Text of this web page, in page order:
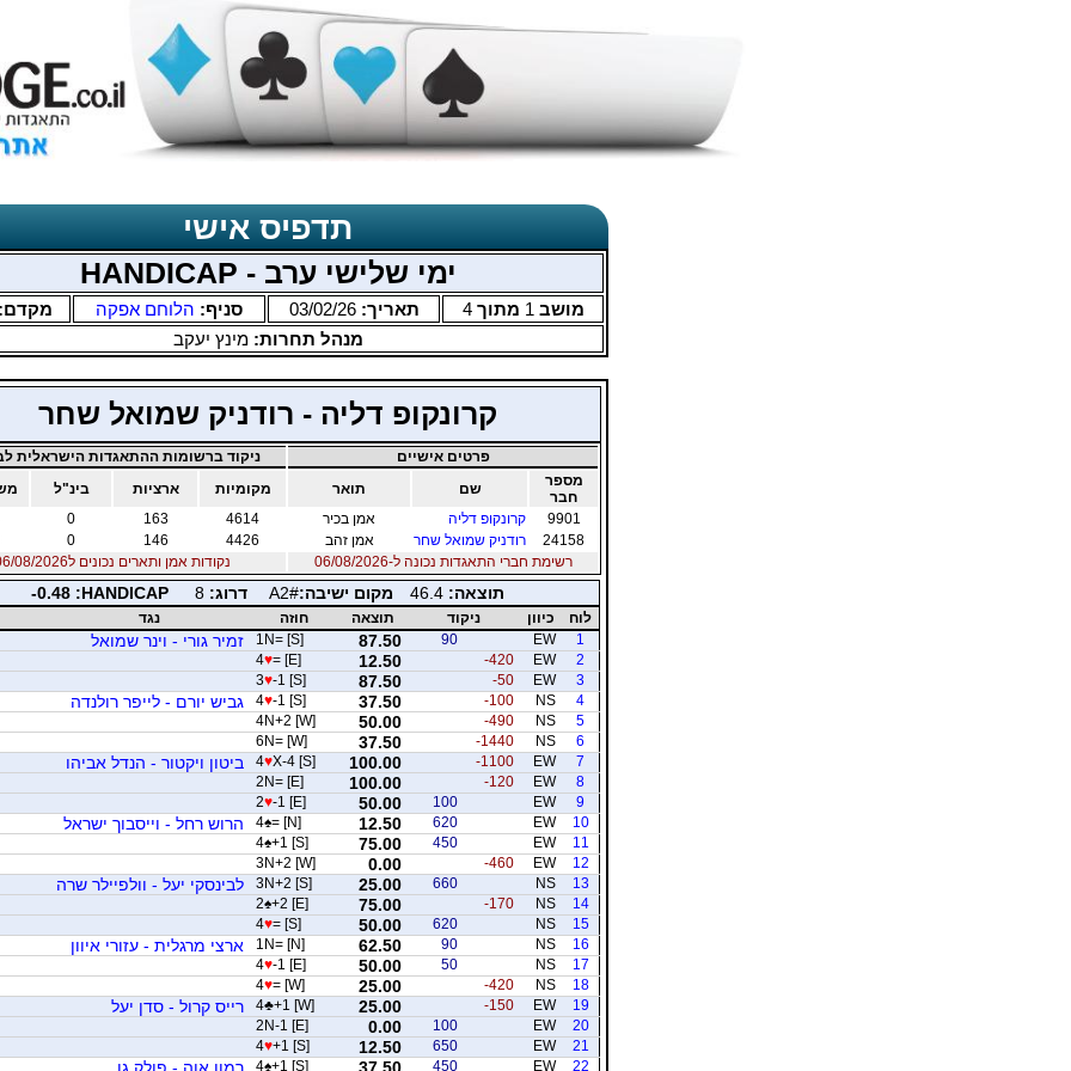
תדפיס אישי
ימי שלישי ערב - HANDICAP
מושב 1 מתוך4 תאריך:03/02/26 סניף: הלוחם אפקה מקדם:
מנהל תחרות:מינץ יעקב
קרונקופ דליה - רודניק שמואל שחר
פרטים אישיים
ניקוד ברשומות ההתאגדות הישראלית
מספר
חבר
שם תואר מקומיות ארציות בינ"ל
9901
קרונקופ דליה אמן בכיר 4614
163
0
24158
רודניק שמואל שחר אמן זהב 4426
146
0
רשימת חברי התאגדות נכונה ל-06/08/2026
נקודות אמן ותארים נכונים ל06/08/2026
תוצאה: 46.4 מקום ישיבה:A2# דרוג: 8
PACIDNAH:
-0.48
לוח כיוון ניקוד תוצאה חוזה
נגד
1
EW
90
87.50
1N= [S] זמיר גורי - וינר שמואל
2
EW
-420
12.50
4♥= [E]
3
EW
-50
87.50
3♥-1 [S]
4
NS
-100
37.50
4♥-1 [S] גביש יורם - לייפר רולנדה
5
NS
-490
50.00
4N+2 [W]
6
NS
-1440
37.50
6N= [W]
7
EW
-1100
100.00
4♥X-4 [S] ביטון ויקטור - הנדל אביהו
8
EW
-120
100.00
2N= [E]
9
EW
100
50.00
2♥-1 [E]
10
EW
620
12.50
4♠= [N] הרוש רחל - וייסבוך ישראל
11
EW
450
75.00
4♠+1 [S]
12
EW
-460
0.00
3N+2 [W]
13
NS
660
25.00
3N+2 [S] לבינסקי יעל - וולפיילר שרה
14
NS
-170
75.00
2♠+2 [E]
15
NS
620
50.00
4♥= [S]
16
NS
90
62.50
1N= [N] ארצי מרגלית - עזורי איוון
17
NS
50
50.00
4♥-1 [E]
18
NS
-420
25.00
4♥= [W]
19
EW
-150
25.00
4♣+1 [W] רייס קרול - סדן יעל
20
EW
100
0.00
2N-1 [E]
21
EW
650
12.50
4♥+1 [S]
22
EW
450
37.50
4♠+1 [S] רמון אוה - פולק גו